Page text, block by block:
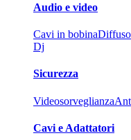
Audio e video
Cavi in bobina
Dj
Sicurezza
Videosorveglianza
Cavi e Adattatori